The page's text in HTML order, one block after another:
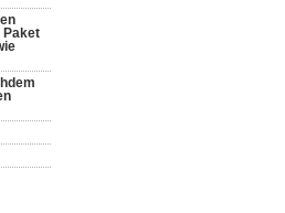
Paket